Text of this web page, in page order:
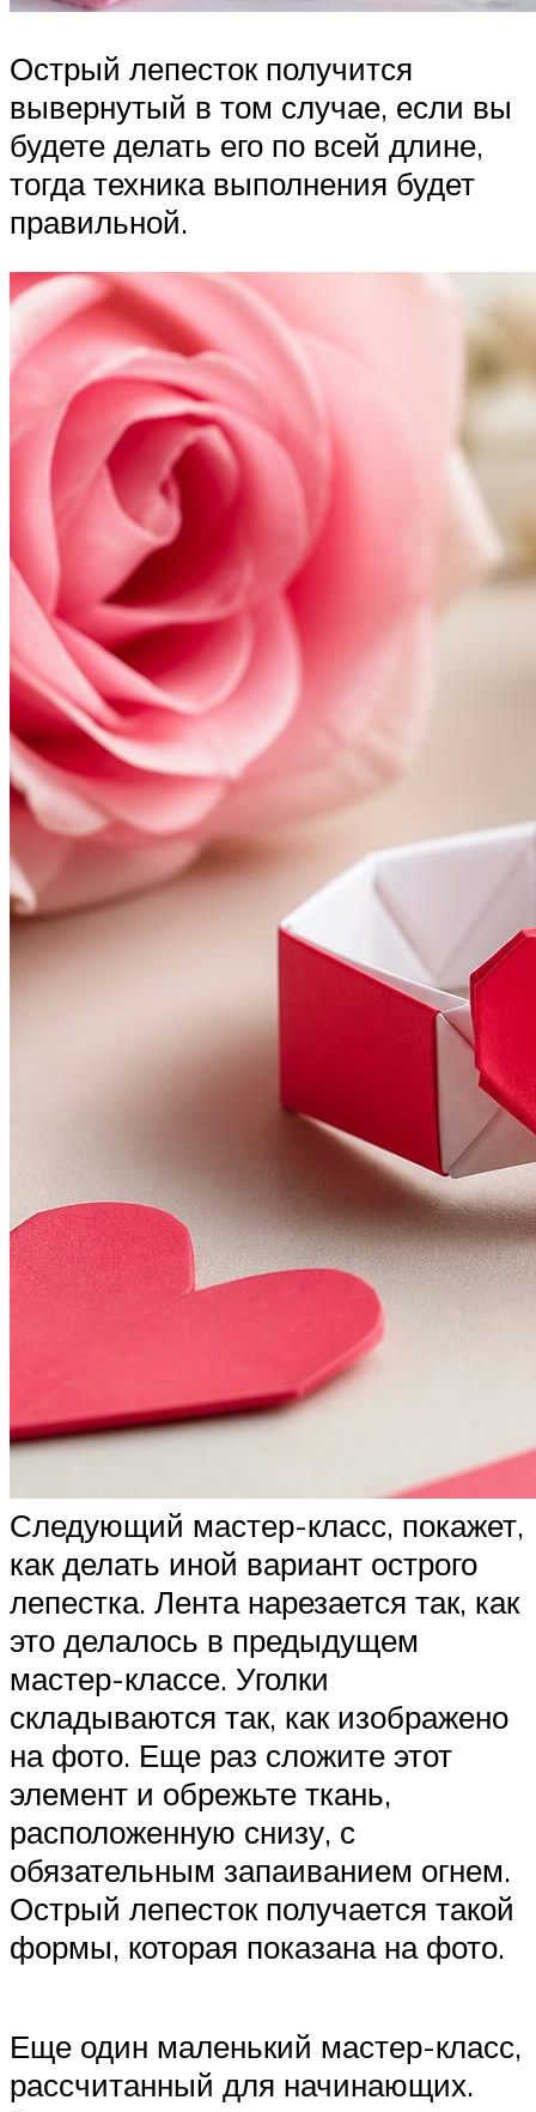
Острый лепесток получится
вывернутый в том случае, если вы
будете делать его по всей длине,
тогда техника выполнения будет
правильной.
Следующий мастер-класс, покажет,
как делать иной вариант острого
лепестка. Лента нарезается так, как
это делалось в предыдущем
мастер-классе. Уголки
складываются так, как изображено
на фото. Еще раз сложите этот
элемент и обрежьте ткань,
расположенную снизу, с
обязательным запаиванием огнем.
Острый лепесток получается такой
формы, которая показана на фото.
Еще один маленький мастер-класс,
рассчитанный для начинающих.